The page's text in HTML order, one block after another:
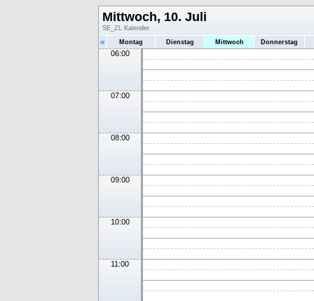
Mittwoch, 10. Juli
SE_ZL Kalender
« Montag Dienstag Mittwoch Donnerstag
06:00
07:00
08:00
09:00
10:00
11:00